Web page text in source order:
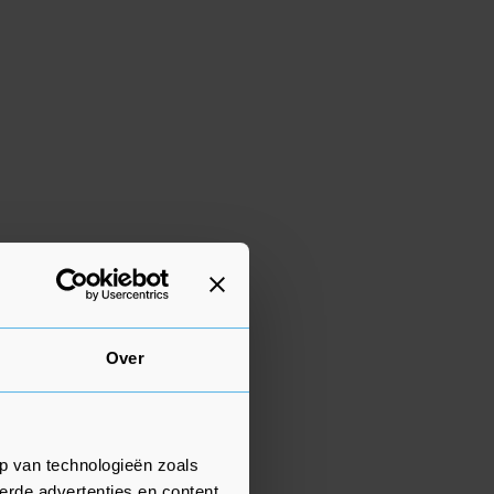
Over
van technologieën zoals